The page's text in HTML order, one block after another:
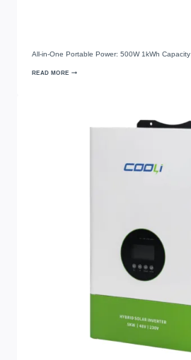
All-in-One Portable Power: 500W 1kWh Capacity
READ MORE